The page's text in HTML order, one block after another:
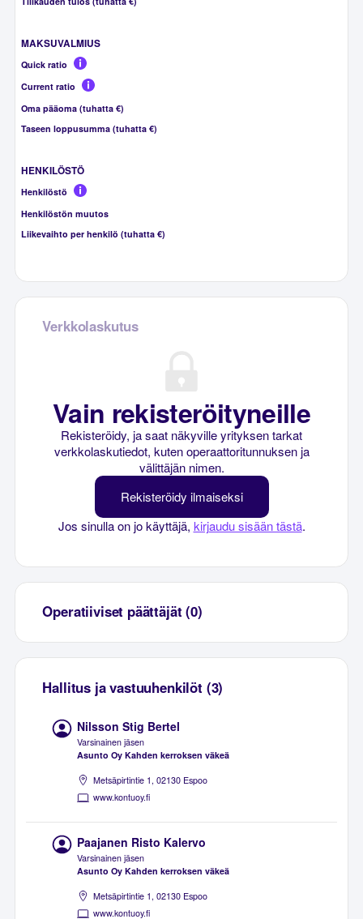
MAKSUVALMIUS
Quick ratio
Current ratio
Oma pääoma (tuhatta €)
Taseen loppusumma (tuhatta €)
HENKILÖSTÖ
Henkilöstö
Henkilöstön muutos
Liikevaihto per henkilö (tuhatta €)
Verkkolaskutus
Vain rekisteröityneille
Rekisteröidy, ja saat näkyville yrityksen tarkat
verkkolaskutiedot, kuten operaattoritunnuksen ja
välittäjän nimen.
Rekisteröidy ilmaiseksi
Jos sinulla on jo käyttäjä, kirjaudu sisään tästä.
Operatiiviset päättäjät (0)
Hallitus ja vastuuhenkilöt (3)
Nilsson Stig Bertel
Varsinainen jäsen
Asunto Oy Kahden kerroksen väkeä
Metsäpirtintie 1, 02130 Espoo
www.kontuoy.fi
Paajanen Risto Kalervo
Varsinainen jäsen
Asunto Oy Kahden kerroksen väkeä
Metsäpirtintie 1, 02130 Espoo
www.kontuoy.fi